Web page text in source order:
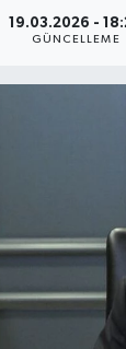
19.03.2026 -
GÜNCELLEME